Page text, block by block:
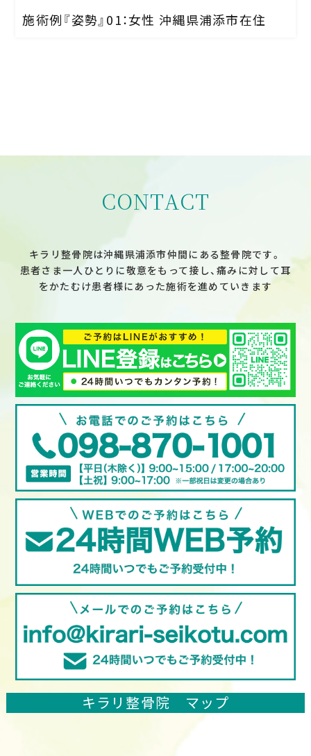
施術例『姿勢』01：女性 沖縄県浦添市在住
CONTACT
キラリ整骨院は沖縄県浦添市仲間にある整骨院です。
患者さま一人ひとりに敬意をもって接し、痛みに対して耳
をかたむけ患者様にあった施術を進めていきます
キラリ整骨院 マップ